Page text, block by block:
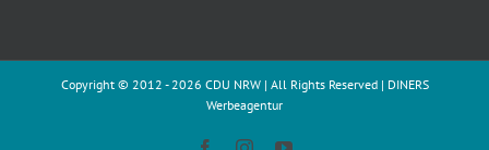
Copyright © 2012 - 2026 CDU NRW | All Rights Reserved | DINERS
Werbeagentur